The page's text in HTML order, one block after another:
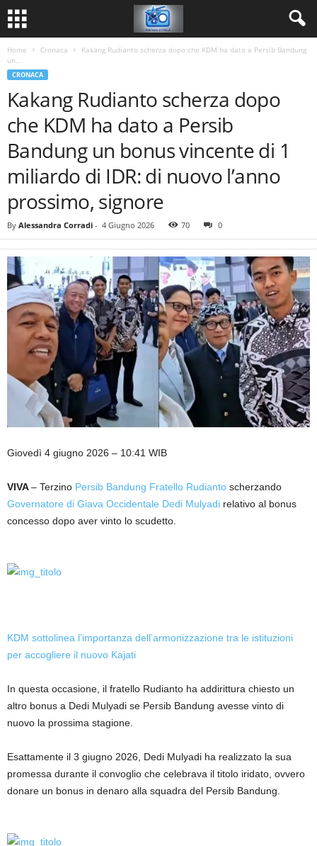
Home Cronaca
Kakang Rudianto scherza dopo che KDM ha dato a Persib Bandung
un...
CRONACA
Kakang Rudianto scherza dopo
che KDM ha dato a Persib
Bandung un bonus vincente di 1
miliardo di IDR: di nuovo l’anno
prossimo, signore
By Alessandra Corradi - 4 Giugno 2026 70 0
Giovedì 4 giugno 2026 – 10:41 WIB
VIVA– Terzino Persib Bandung Fratello Rudianto scherzando
Governatore di Giava Occidentale Dedi Mulyadi relativo al bonus
concesso dopo aver vinto lo scudetto.
KDM sottolinea l’importanza dell’armonizzazione tra le istituzioni
per accogliere il nuovo Kajati
In questa occasione, il fratello Rudianto ha addirittura chiesto un
altro bonus a Dedi Mulyadi se Persib Bandung avesse vinto di
nuovo la prossima stagione.
Esattamente il 3 giugno 2026, Dedi Mulyadi ha realizzato la sua
promessa durante il convoglio che celebrava il titolo iridato, ovvero
donare un bonus in denaro alla squadra del Persib Bandung.